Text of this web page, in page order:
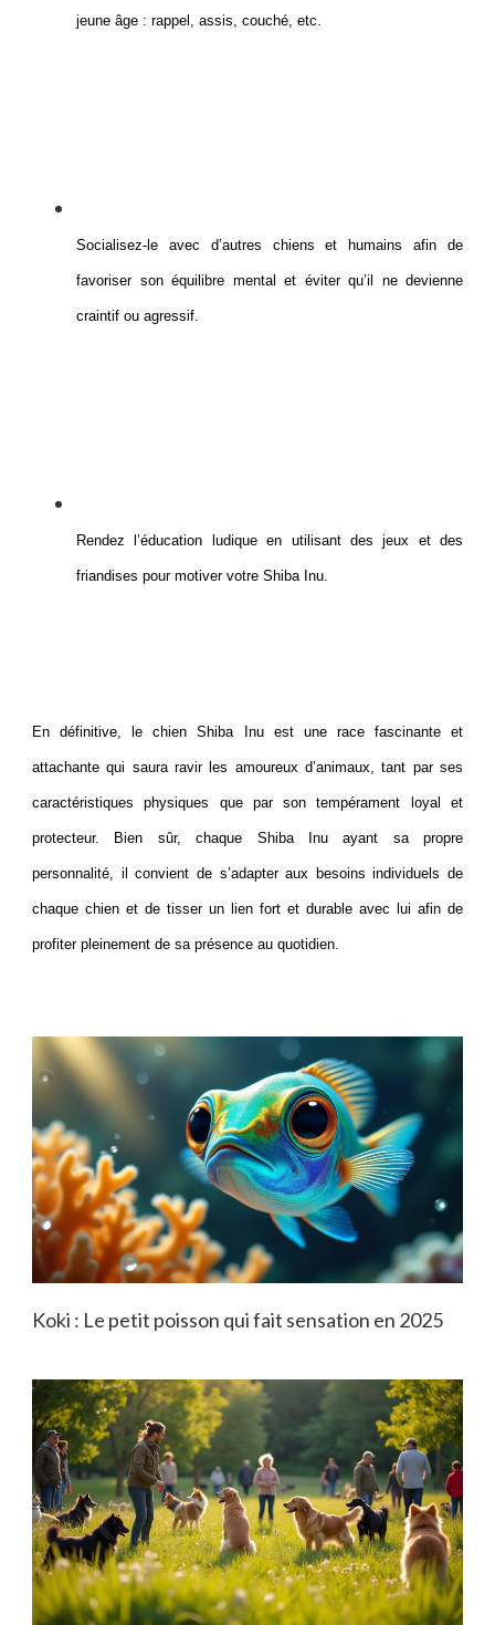
jeune âge : rappel, assis, couché, etc.
Socialisez-le avec d’autres chiens et humains afin de
favoriser son équilibre mental et éviter qu’il ne devienne
craintif ou agressif.
Rendez l’éducation ludique en utilisant des jeux et des
friandises pour motiver votre Shiba Inu.
En définitive, le chien Shiba Inu est une race fascinante et
attachante qui saura ravir les amoureux d’animaux, tant par ses
caractéristiques physiques que par son tempérament loyal et
protecteur. Bien sûr, chaque Shiba Inu ayant sa propre
personnalité, il convient de s’adapter aux besoins individuels de
chaque chien et de tisser un lien fort et durable avec lui afin de
profiter pleinement de sa présence au quotidien.
Koki : Le petit poisson qui fait sensation en 2025